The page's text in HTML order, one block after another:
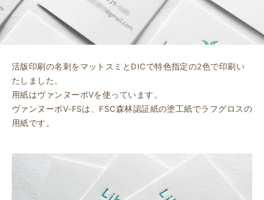
活版印刷の名刺をマットスミとDICで特色指定の2色で印刷い
たしました。
用紙はヴァンヌーボVを使っています。
ヴァンヌーボV-FSは、FSC森林認証紙の塗工紙でラフグロスの
用紙です。